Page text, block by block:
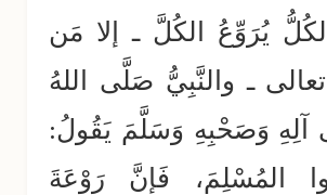
يُرَوِّعُ الكُلَّ ـ إلا مَن
ـ والنَّبِيُّ صَلَّى اللهُ
آلِهِ وَصَحْبِهِ وَسَلَّمَ يَقُولُ:
المُسْلِمَ، فَإِنَّ رَوْعَةَ